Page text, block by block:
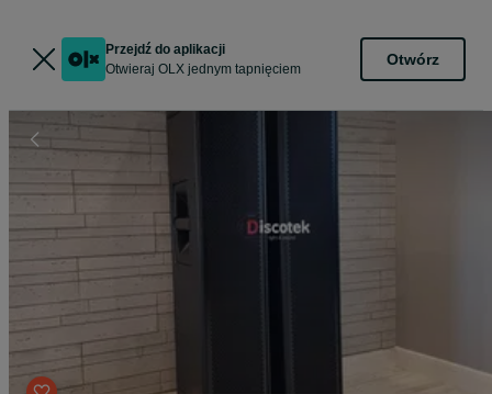
Przejdź do aplikacji
Otwieraj OLX jednym tapnięciem
Otwórz